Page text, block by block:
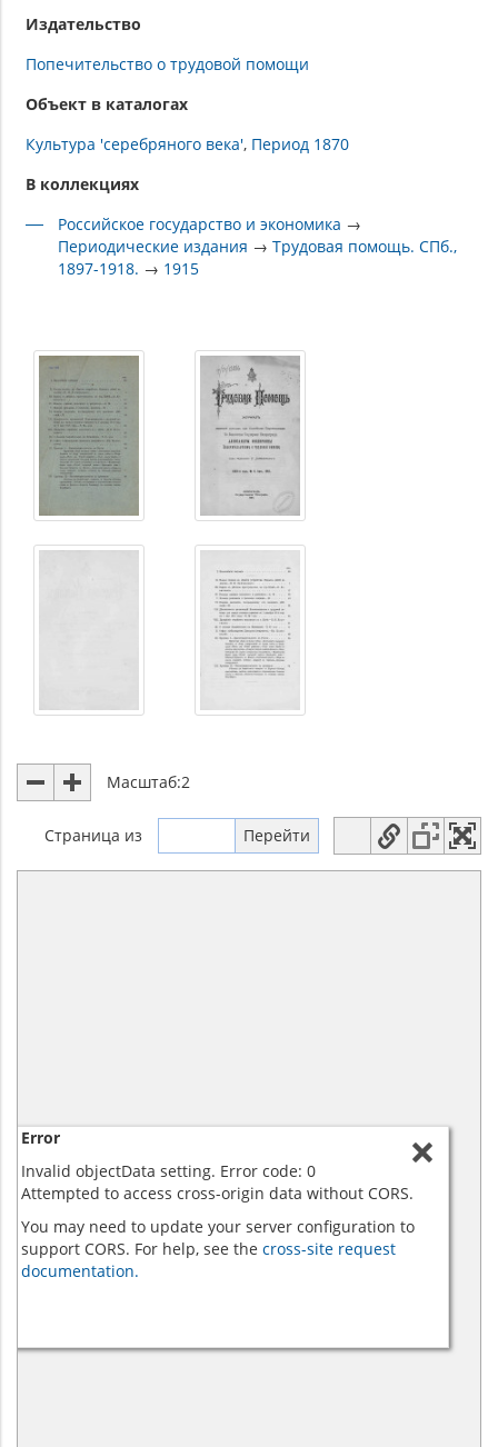
Издательство
Попечительство о трудовой помощи
Объект в каталогах
Культура 'серебряного века' Период 1870
В коллекциях
Российское государство и экономика →
Периодические издания →Трудовая помощь. СПб.,
1897-1918. → 1915
Масштаб:2
Страница из
Error
Invalid objectData setting. Error code: 0
Attempted to access cross-origin data without CORS.
You may need to update your server configuration to
support CORS. For help, see the cross-site request
documentation.